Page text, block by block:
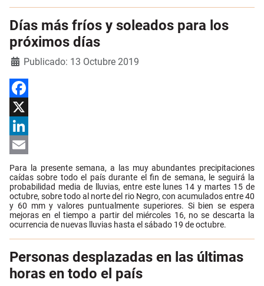
Días más fríos y soleados para los
próximos días
Detalles
Publicado: 13 Octubre 2019
Facebook
X
LinkedIn
Email
Para la presente semana, a las muy abundantes precipitaciones
caídas sobre todo el país durante el fin de semana, le seguirá la
probabilidad media de lluvias, entre este lunes 14 y martes 15 de
octubre, sobre todo al norte del rio Negro, con acumulados entre 40
y 60 mm y valores puntualmente superiores. Si bien se espera
mejoras en el tiempo a partir del miércoles 16, no se descarta la
ocurrencia de nuevas lluvias hasta el sábado 19 de octubre.
Personas desplazadas en las últimas
horas en todo el país